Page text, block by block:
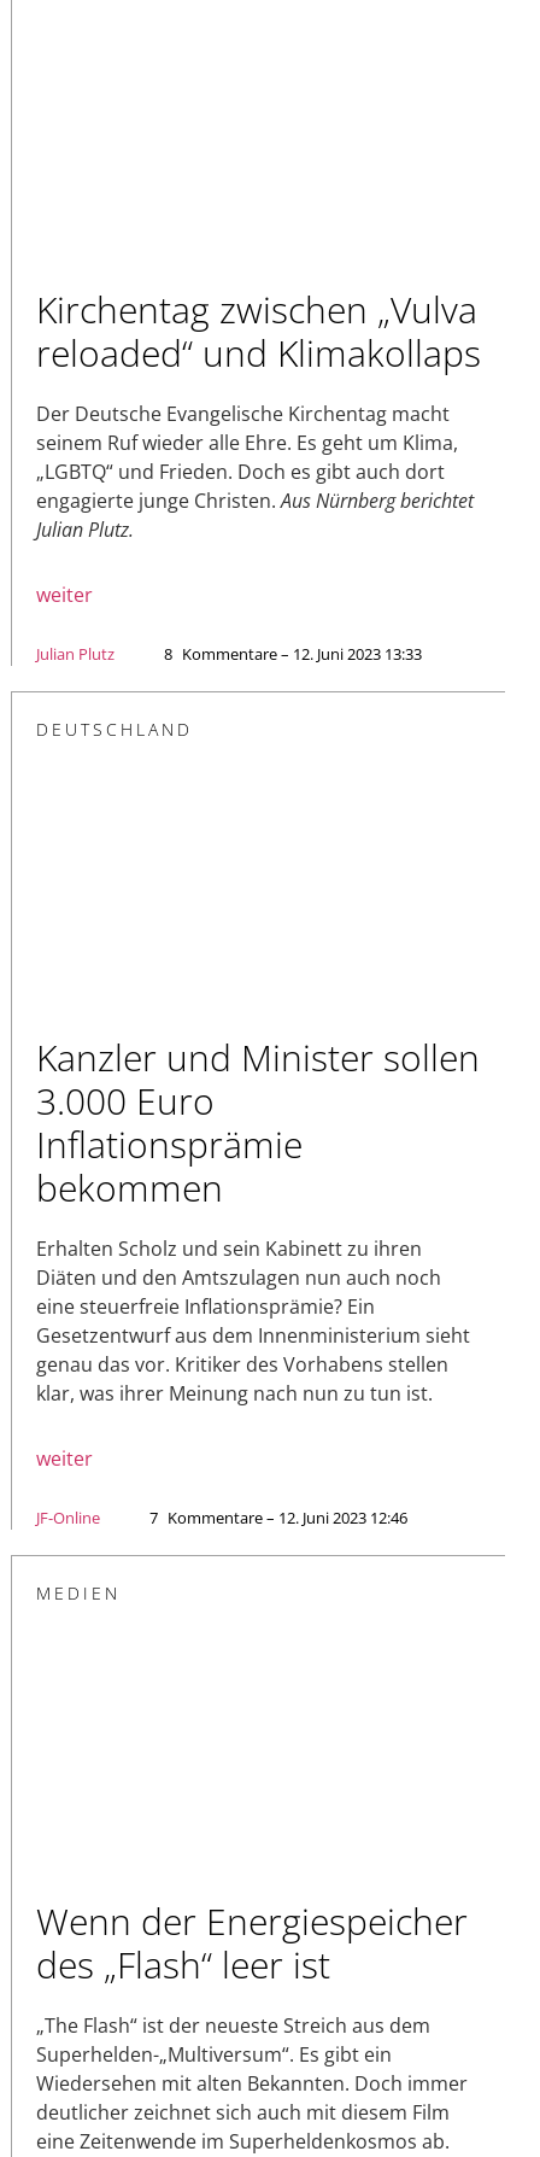
Kirchentag zwischen „Vulva
reloaded“ und Klimakollaps
Der Deutsche Evangelische Kirchentag macht
seinem Ruf wieder alle Ehre. Es geht um Klima,
„LGBTQ“ und Frieden. Doch es gibt auch dort
engagierte junge Christen.Aus Nürnberg berichtet
Julian Plutz.
weiter
Julian Plutz 8 Kommentare – 12. Juni 2023 13:33
DEUTSCHLAND
Kanzler und Minister sollen
3.000 Euro
Inflationsprämie
bekommen
Erhalten Scholz und sein Kabinett zu ihren
Diäten und den Amtszulagen nun auch noch
eine steuerfreie Inflationsprämie? Ein
Gesetzentwurf aus dem Innenministerium sieht
genau das vor. Kritiker des Vorhabens stellen
klar, was ihrer Meinung nach nun zu tun ist.
weiter
JF-Online 7 Kommentare – 12. Juni 2023 12:46
MEDIEN
Wenn der Energiespeicher
des „Flash“ leer ist
„The Flash“ ist der neueste Streich aus dem
Superhelden-„Multiversum“. Es gibt ein
Wiedersehen mit alten Bekannten. Doch immer
deutlicher zeichnet sich auch mit diesem Film
eine Zeitenwende im Superheldenkosmos ab.